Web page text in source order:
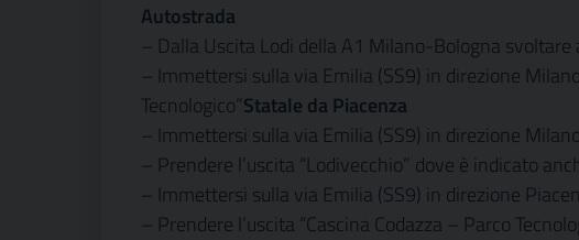
Autostrada
– Dalla Uscita Lodi della A1 Milano-Bologna
– Immettersi sulla via Emilia (SS9) in direzione
Tecnologico”Statale da Piacenza
– Immettersi sulla via Emilia (SS9) in direzione
– Prendere l’uscita “Lodivecchio” dove è indicato
– Immettersi sulla via Emilia (SS9) in direzione
– Prendere l’uscita “Cascina Codazza – Parco